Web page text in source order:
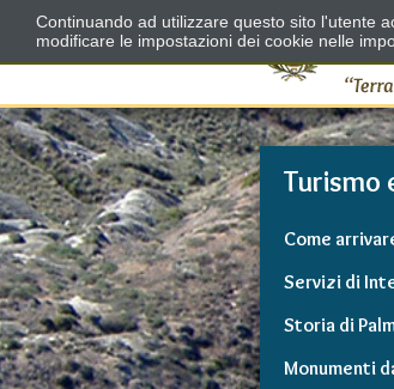
Turismo
Come
Servizi di
Storia di
Monumenti
Continuando ad utilizzare questo sito l'utente
modificare le impostazioni dei cookie nelle